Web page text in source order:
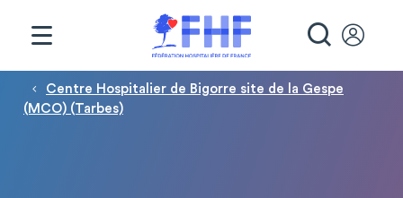
Fil d'Ariane
Centre Hospitalier de Bigorre site de la Gespe
(MCO) (Tarbes)
Panneau de gestion des cookies